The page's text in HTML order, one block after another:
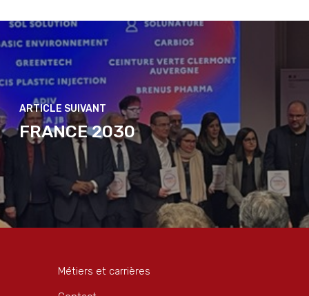
FRANCE 2030
Métiers et carrières